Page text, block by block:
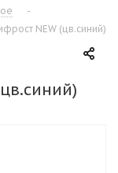
-
NEW (цв.синий)